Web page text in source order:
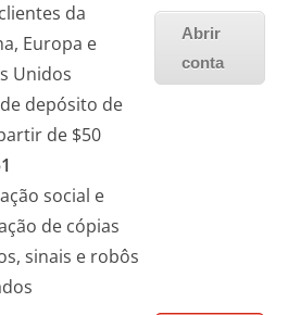
da
Europa e
Unidos
depósito de
de $50
social e
de cópias
sinais e robôs
Abrir
conta